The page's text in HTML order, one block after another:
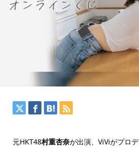
元HKT48村重杏奈が出演、ViViがプロ